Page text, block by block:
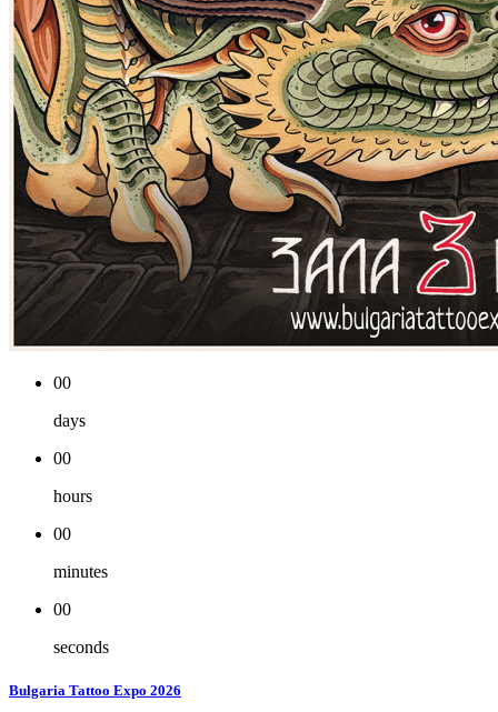
00
days
00
hours
00
minutes
00
seconds
Bulgaria Tattoo Expo 2026